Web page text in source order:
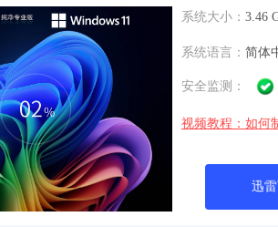
系统大小： 3.46
系统语言： 简体
安全监测：
视频教程：如何
迅